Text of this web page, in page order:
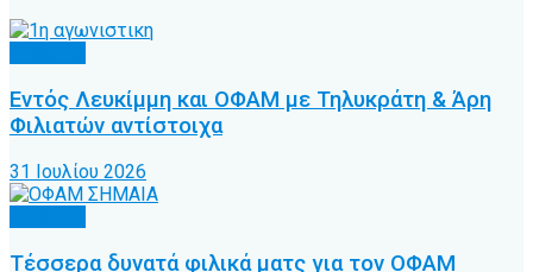
Εντός Λευκίμμη και ΟΦΑΜ με Τηλυκράτη & Άρη
Φιλιατών αντίστοιχα
31 Ιουλίου 2026
Τέσσερα δυνατά φιλικά ματς για τον ΟΦΑΜ